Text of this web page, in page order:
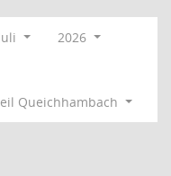
2026
Queichhambach